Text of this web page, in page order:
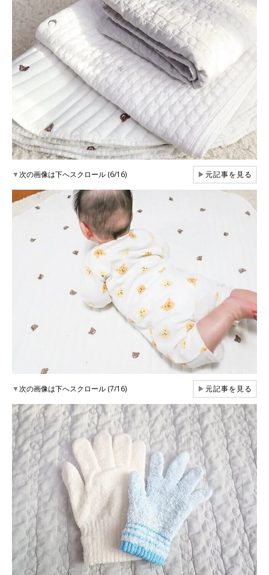
▼次の画像は下へスクロール (6/16) ▶元記事を見る
▼次の画像は下へスクロール (7/16) ▶元記事を見る